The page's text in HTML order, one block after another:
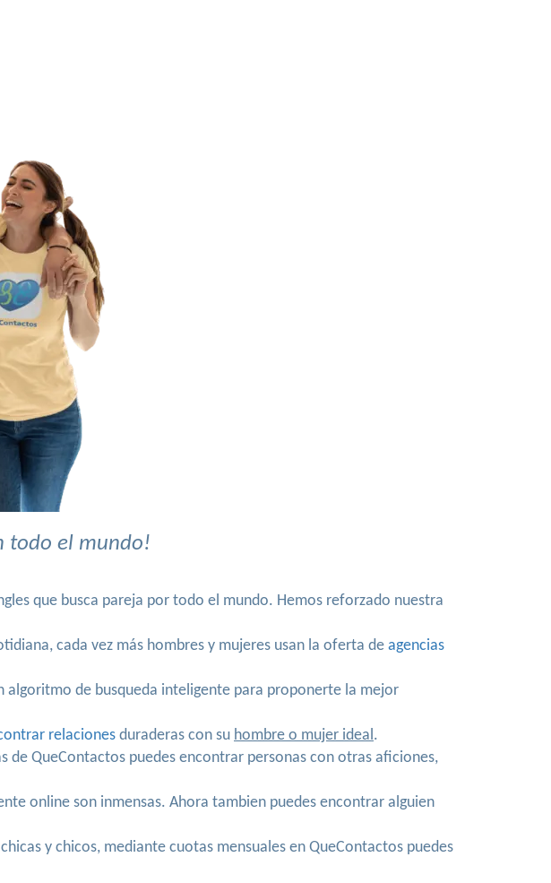
todo el mundo!
que busca pareja por todo el mundo. Hemos reforzado nuestra
cada vez más hombres y mujeres usan la oferta de agencias
algoritmo de busqueda inteligente para proponerte la mejor
relaciones duraderas con su hombre o mujer ideal.
de QueContactos puedes encontrar personas con otras aficiones,
online son inmensas. Ahora tambien puedes encontrar alguien
y chicos, mediante cuotas mensuales en QueContactos puedes